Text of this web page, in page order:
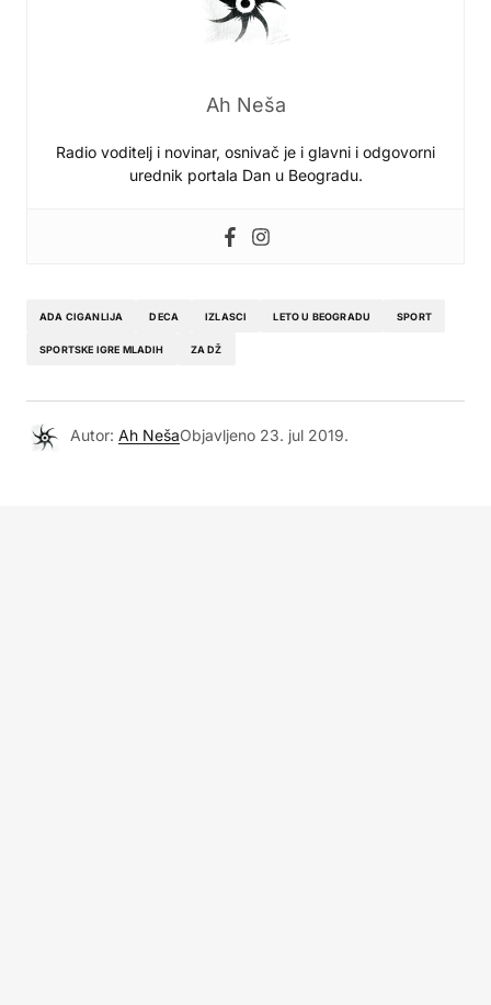
Ah Neša
Radio voditelj i novinar, osnivač je i glavni i odgovorni
urednik portala Dan u Beogradu.
ADA CIGANLIJA DECA IZLASCI LETO U BEOGRADU SPORT
SPORTSKE IGRE MLADIH ZA DŽ
Autor: Ah NešaObjavljeno 23. jul 2019.